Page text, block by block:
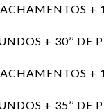
+
+ 30’’ DE
+
+ 35’’ DE